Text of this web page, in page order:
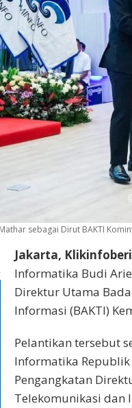
sebagai Dirut BAKTI
Jakarta,
Informatika Budi
Direktur Utama
Informasi (BAKTI)
Pelantikan tersebut
Informatika
Pengangkatan
Telekomunikasi dan